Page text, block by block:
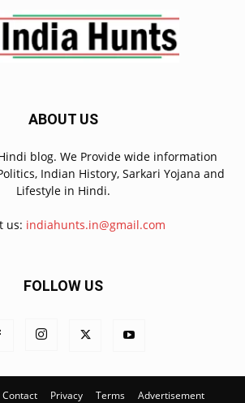
ABOUT US
blog. We Provide wide information
Indian History, Sarkari Yojana and
Lifestyle in Hindi.
us: indiahunts.in@gmail.com
FOLLOW US
Contact Privacy Terms Advertisement